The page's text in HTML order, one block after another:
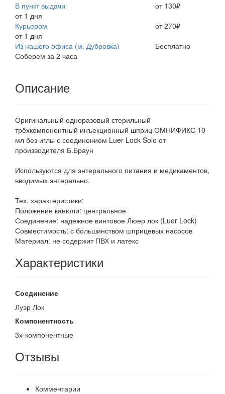
В пункт выдачи
от 1 дня
от 130₽
Курьером
от 1 дня
от 270₽
Из нашего офиса (м. Дубровка)
Соберем за 2 часа
Бесплатно
Описание
Оригинальный одноразовый стерильный
трёхкомпонентный инъекционный шприц ОМНИФИКС 10
мл без иглы с соединением Luer Lock Solo от
производителя Б.Браун
Используются для энтерального питания и медикаментов,
вводимых энтерально.
Тех. характеристики:
Положение канюли: центральное
Соединение: надежное винтовое Люер лок (Luer Lock)
Совместимость: с большинством шприцевых насосов
Материал: не содержит ПВХ и латекс
Характеристики
Соединение
Луэр Лок
Компонентность
3х-компонентные
Отзывы
Комментарии